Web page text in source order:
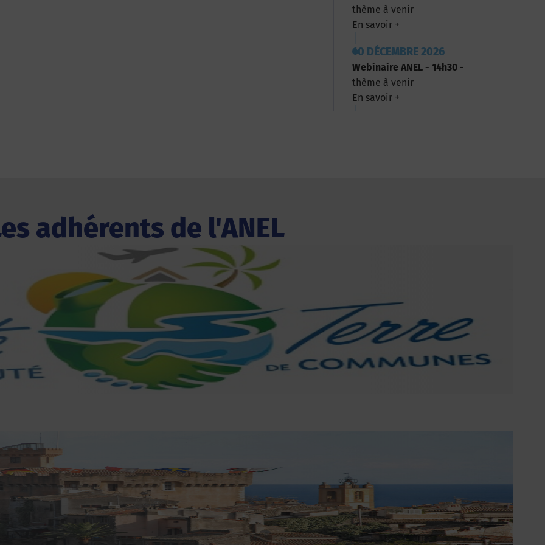
thème à venir
En savoir +
10 DÉCEMBRE 2026
Webinaire ANEL - 14h30 -
thème à venir
En savoir +
adhérents de l'ANEL